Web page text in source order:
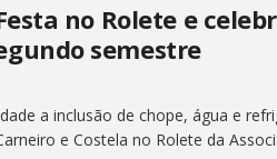
no Rolete e
semestre
a inclusão de chope, água e
e Costela no Rolete da